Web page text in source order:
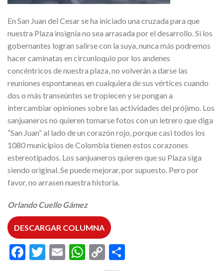
En San Juan del Cesar se ha iniciado una cruzada para que
nuestra Plaza insignia no sea arrasada por el desarrollo. Si los
gobernantes logran salirse con la suya, nunca más podremos
hacer caminatas en circunloquio por los andenes
concéntricos de nuestra plaza, no volverán a darse las
reuniones espontaneas en cualquiera de sus vértices cuando
dos o más transeúntes se tropiecen y se pongan a
intercambiar opiniones sobre las actividades del prójimo. Los
sanjuaneros no quieren tomarse fotos con un letrero que diga
“San Juan” al lado de un corazón rojo, porque casi todos los
1080 municipios de Colombia tienen estos corazones
estereotipados. Los sanjuaneros quieren que su Plaza siga
siendo original. Se puede mejorar, por supuesto. Pero por
favor, no arrasen nuestra historia.
Orlando Cuello Gámez
DESCARGAR COLUMNA
Facebook
Twitter
EmailWhatsApp
Copy